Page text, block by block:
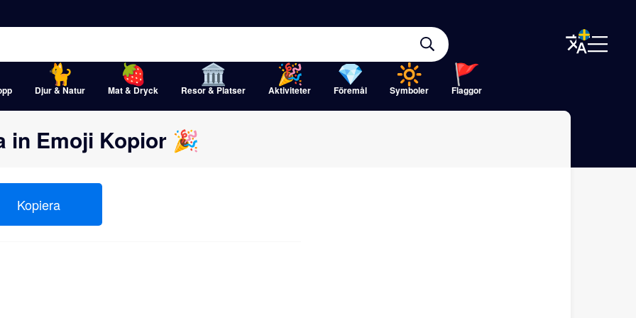
Djur & Natur Mat & Dryck Resor & Platser Aktiviteter Föremål Symboler Flaggor
in Emoji Kopior 🎉
Kopiera